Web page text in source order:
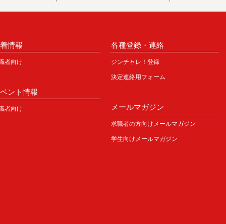
情報
者向け
ント情報
者向け
各種登録・連絡
ジンチャレ！登録
決定連絡用フォーム
メールマガジン
求職者の方向けメールマガジン
学生向けメールマガジン